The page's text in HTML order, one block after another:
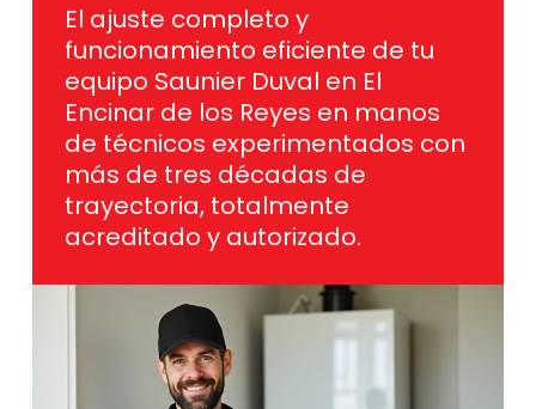
El ajuste completo y
funcionamiento eficiente de tu
equipo Saunier Duval en El
Encinar de los Reyes en manos
de técnicos experimentados con
más de tres décadas de
trayectoria, totalmente
acreditado y autorizado.